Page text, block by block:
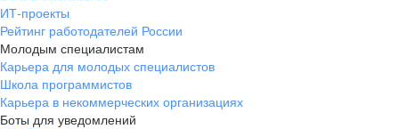
ИТ-проекты
Рейтинг работодателей России
Молодым специалистам
Карьера для молодых специалистов
Школа программистов
Карьера в некоммерческих организациях
Боты для уведомлений